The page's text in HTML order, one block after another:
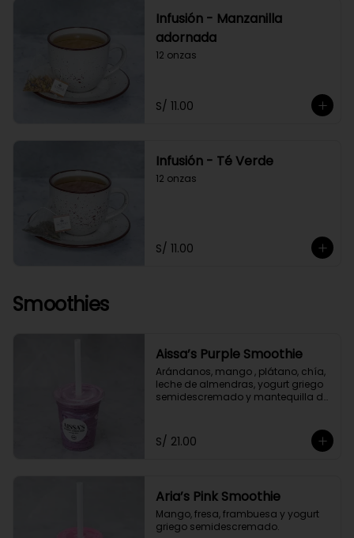
Infusión - Manzanilla
adornada
12 onzas
S/ 11.00
Infusión - Té Verde
12 onzas
S/ 11.00
Smoothies
Aissa’s Purple Smoothie
Arándanos, mango , plátano, chía,
leche de almendras, yogurt griego
semidescremado y mantequilla de
S/ 21.00
Aria’s Pink Smoothie
Mango, fresa, frambuesa y yogurt
griego semidescremado.